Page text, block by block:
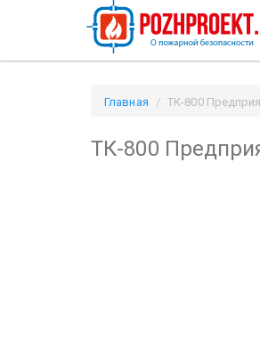
Главная ТК-800
ТК-800